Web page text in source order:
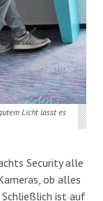
Licht lässt es
Security alle
ob alles
Schließlich ist auf